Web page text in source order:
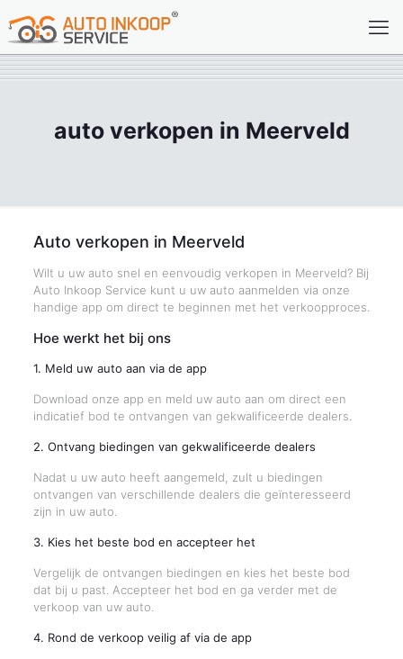
auto verkopen in Meerveld
Auto verkopen in Meerveld
Wilt u uw auto snel en eenvoudig verkopen in Meerveld? Bij
Auto Inkoop Service kunt u uw auto aanmelden via onze
handige app om direct te beginnen met het verkoopproces.
Hoe werkt het bij ons
1. Meld uw auto aan via de app
Download onze app en meld uw auto aan om direct een
indicatief bod te ontvangen van gekwalificeerde dealers.
2. Ontvang biedingen van gekwalificeerde dealers
Nadat u uw auto heeft aangemeld, zult u biedingen
ontvangen van verschillende dealers die geïnteresseerd
zijn in uw auto.
3. Kies het beste bod en accepteer het
Vergelijk de ontvangen biedingen en kies het beste bod
dat bij u past. Accepteer het bod en ga verder met de
verkoop van uw auto.
4. Rond de verkoop veilig af via de app